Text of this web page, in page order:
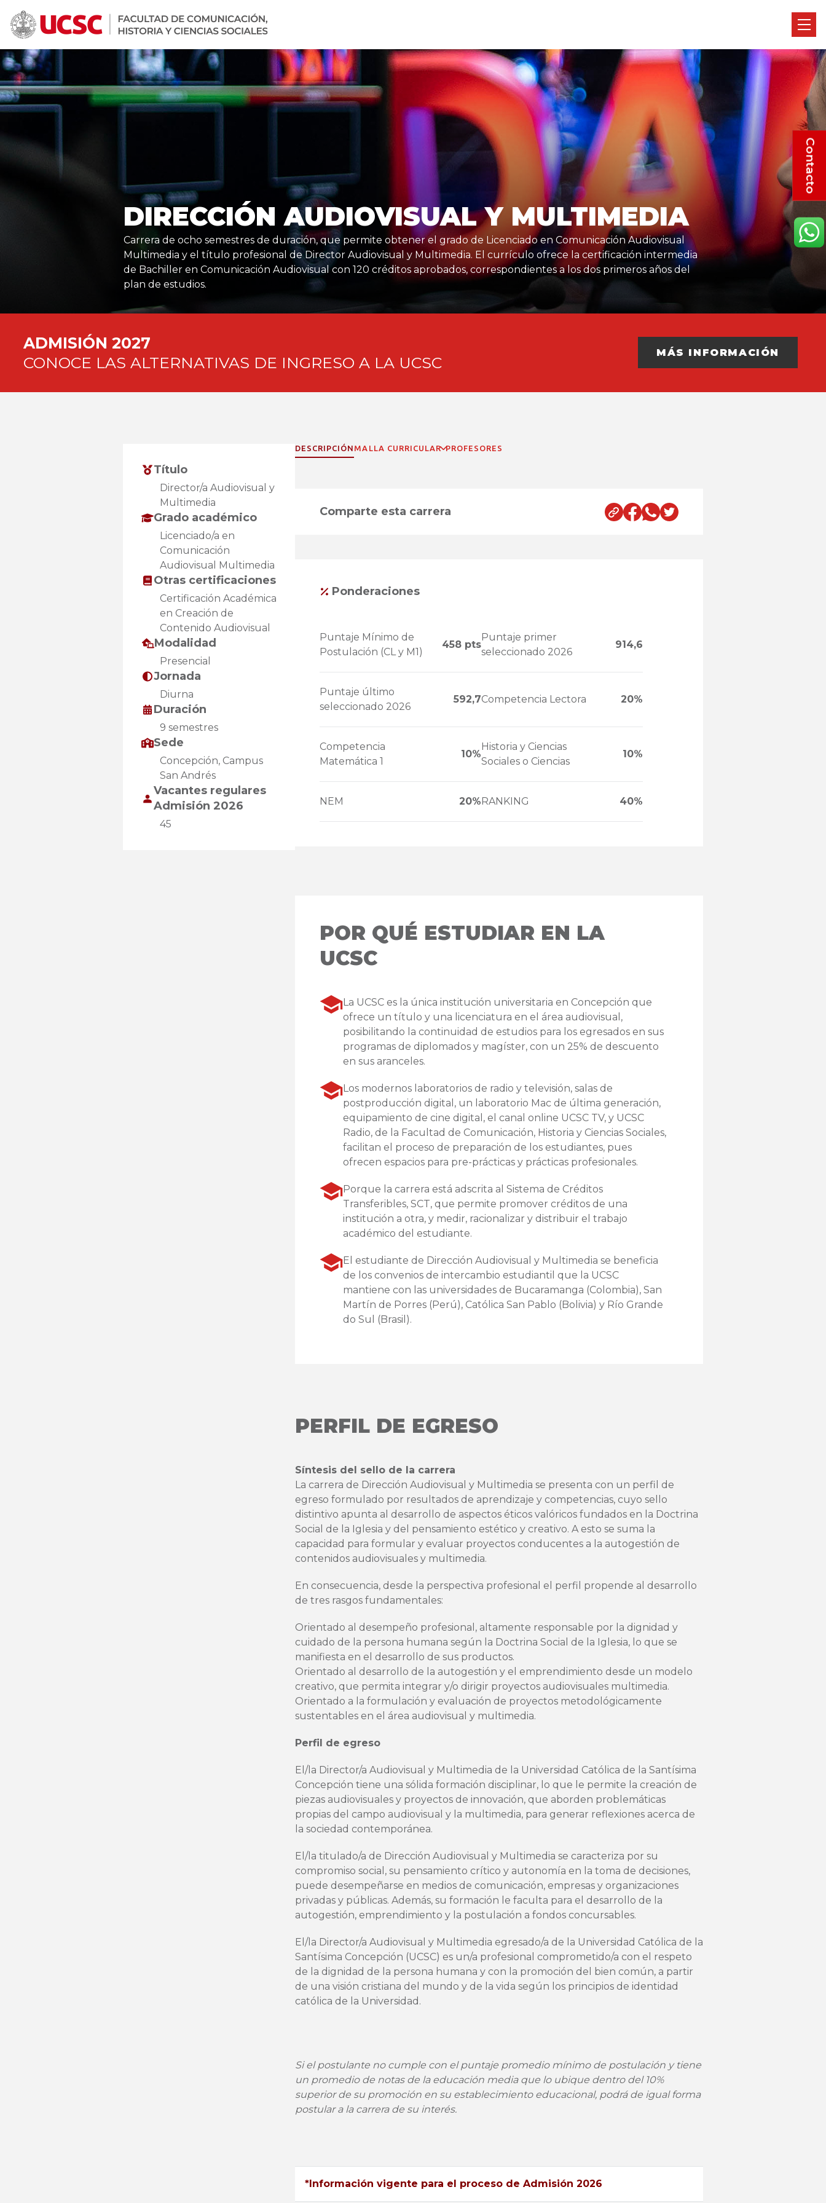
DIRECCIÓN AUDIOVISUAL Y MULTIMEDIA
Carrera de ocho semestres de duración, que permite obtener el grado de Licenciado en Comunicación Audiovisual
Multimedia y el título profesional de Director Audiovisual y Multimedia. El currículo ofrece la certificación intermedia
de Bachiller en Comunicación Audiovisual con 120 créditos aprobados, correspondientes a los dos primeros años del
plan de estudios.
ADMISIÓN 2027
CONOCE LAS ALTERNATIVAS DE INGRESO A LA UCSC
MÁS INFORMACIÓN
Título
Director/a Audiovisual y
Multimedia
Grado académico
Licenciado/a en
Comunicación
Audiovisual Multimedia
Otras certificaciones
Certificación Académica
en Creación de
Contenido Audiovisual
Modalidad
Presencial
Jornada
Diurna
Duración
9 semestres
Sede
Concepción, Campus
San Andrés
Vacantes regulares
Admisión 2026
45
DESCRIPCIÓN MALLA CURRICULAR PROFESORES
Comparte esta carrera
Ponderaciones
Puntaje Mínimo de
Postulación (CL y M1)
458 pts
Puntaje primer
seleccionado 2026
914,6
Puntaje último
seleccionado 2026
592,7Competencia Lectora 20%
Competencia
Matemática 1
10%
Historia y Ciencias
Sociales o Ciencias
10%
NEM 20%RANKING 40%
POR QUÉ ESTUDIAR EN LA
UCSC
La UCSC es la única institución universitaria en Concepción que
ofrece un título y una licenciatura en el área audiovisual,
posibilitando la continuidad de estudios para los egresados en sus
programas de diplomados y magíster, con un 25% de descuento
en sus aranceles.
Los modernos laboratorios de radio y televisión, salas de
postproducción digital, un laboratorio Mac de última generación,
equipamiento de cine digital, el canal online UCSC TV, y UCSC
Radio, de la Facultad de Comunicación, Historia y Ciencias Sociales,
facilitan el proceso de preparación de los estudiantes, pues
ofrecen espacios para pre-prácticas y prácticas profesionales.
Porque la carrera está adscrita al Sistema de Créditos
Transferibles, SCT, que permite promover créditos de una
institución a otra, y medir, racionalizar y distribuir el trabajo
académico del estudiante.
El estudiante de Dirección Audiovisual y Multimedia se beneficia
de los convenios de intercambio estudiantil que la UCSC
mantiene con las universidades de Bucaramanga (Colombia), San
Martín de Porres (Perú), Católica San Pablo (Bolivia) y Río Grande
do Sul (Brasil).
PERFIL DE EGRESO
Síntesis del sello de la carrera
La carrera de Dirección Audiovisual y Multimedia se presenta con un perfil de
egreso formulado por resultados de aprendizaje y competencias, cuyo sello
distintivo apunta al desarrollo de aspectos éticos valóricos fundados en la Doctrina
Social de la Iglesia y del pensamiento estético y creativo. A esto se suma la
capacidad para formular y evaluar proyectos conducentes a la autogestión de
contenidos audiovisuales y multimedia.
En consecuencia, desde la perspectiva profesional el perfil propende al desarrollo
de tres rasgos fundamentales:
Orientado al desempeño profesional, altamente responsable por la dignidad y
cuidado de la persona humana según la Doctrina Social de la Iglesia, lo que se
manifiesta en el desarrollo de sus productos.
Orientado al desarrollo de la autogestión y el emprendimiento desde un modelo
creativo, que permita integrar y/o dirigir proyectos audiovisuales multimedia.
Orientado a la formulación y evaluación de proyectos metodológicamente
sustentables en el área audiovisual y multimedia.
Perfil de egreso
El/la Director/a Audiovisual y Multimedia de la Universidad Católica de la Santísima
Concepción tiene una sólida formación disciplinar, lo que le permite la creación de
piezas audiovisuales y proyectos de innovación, que aborden problemáticas
propias del campo audiovisual y la multimedia, para generar reflexiones acerca de
la sociedad contemporánea.
El/la titulado/a de Dirección Audiovisual y Multimedia se caracteriza por su
compromiso social, su pensamiento crítico y autonomía en la toma de decisiones,
puede desempeñarse en medios de comunicación, empresas y organizaciones
privadas y públicas. Además, su formación le faculta para el desarrollo de la
autogestión, emprendimiento y la postulación a fondos concursables.
El/la Director/a Audiovisual y Multimedia egresado/a de la Universidad Católica de la
Santísima Concepción (UCSC) es un/a profesional comprometido/a con el respeto
de la dignidad de la persona humana y con la promoción del bien común, a partir
de una visión cristiana del mundo y de la vida según los principios de identidad
católica de la Universidad.
Si el postulante no cumple con el puntaje promedio mínimo de postulación y tiene
un promedio de notas de la educación media que lo ubique dentro del 10%
superior de su promoción en su establecimiento educacional, podrá de igual forma
postular a la carrera de su interés.
*Información vigente para el proceso de Admisión 2026
Contacto